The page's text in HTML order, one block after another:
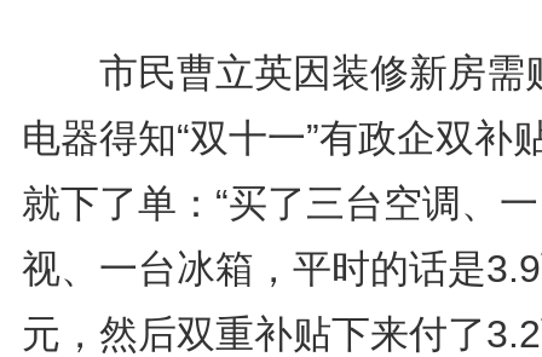
市民曹立英因装修新房需
电器得知“双十一”有政企双补
就下了单：“买了三台空调、
视、一台冰箱，平时的话是
元，然后双重补贴下来付了